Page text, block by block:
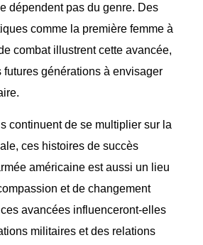
dépendent pas du genre. Des
comme la première femme à
combat illustrent cette avancée,
futures générations à envisager
continuent de se multiplier sur la
ces histoires de succès
américaine est aussi un lieu
et de changement
avancées influenceront-elles
militaires et des relations